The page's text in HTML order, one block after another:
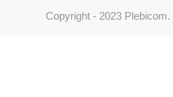
Copyright - 2023